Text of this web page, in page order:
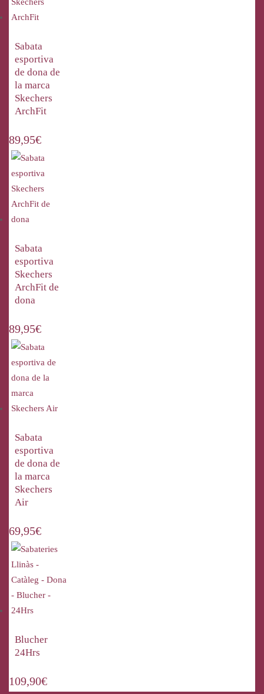
Sabata
esportiva
de dona de
la marca
Skechers
ArchFit
89,95€
Sabata
esportiva
Skechers
ArchFit de
dona
89,95€
Sabata
esportiva
de dona de
la marca
Skechers
Air
69,95€
Blucher
24Hrs
109,90€